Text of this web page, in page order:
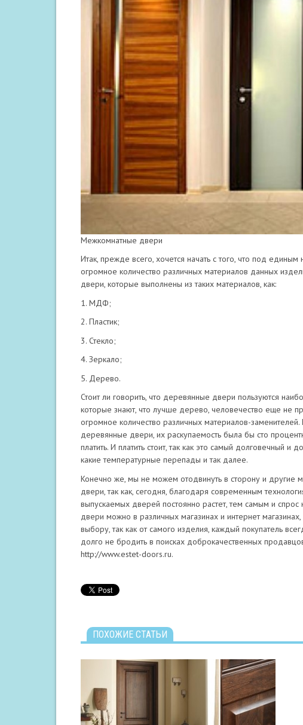
Межкомнатные двери
Итак, прежде всего, хочется начать с того, что под
огромное количество различных материалов данных
двери, которые выполнены из таких материалов, как:
1. МДФ;
2. Пластик;
3. Стекло;
4. Зеркало;
5. Дерево.
Стоит ли говорить, что деревянные двери пользуются
которые знают, что лучше дерево, человечество еще не
огромное количество различных материалов-
деревянные двери, их раскупаемость была бы сто
платить. И платить стоит, так как это самый долговечный
какие температурные перепады и так далее.
Конечно же, мы не можем отодвинуть в сторону и другие
двери, так как, сегодня, благодаря современным
выпускаемых дверей постоянно растет, тем самым и спрос
двери можно в различных магазинах и интернет
выбору, так как от самого изделия, каждый покупатель
долго не бродить в поисках доброкачественных
http://www.estet-doors.ru.
ПОХОЖИЕ СТАТЬИ